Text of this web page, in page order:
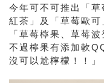
今年可不可推出「
紅茶」及「草莓歐
「草莓檸果、草莓
不過檸果有添加軟
沒可以尬檸檬！！」